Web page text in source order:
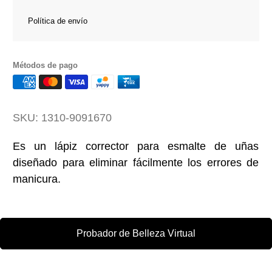
Política de envío
Métodos de pago
SKU: 1310-9091670
Es un lápiz corrector para esmalte de uñas
diseñado para eliminar fácilmente los errores de
manicura.
Probador de Belleza Virtual